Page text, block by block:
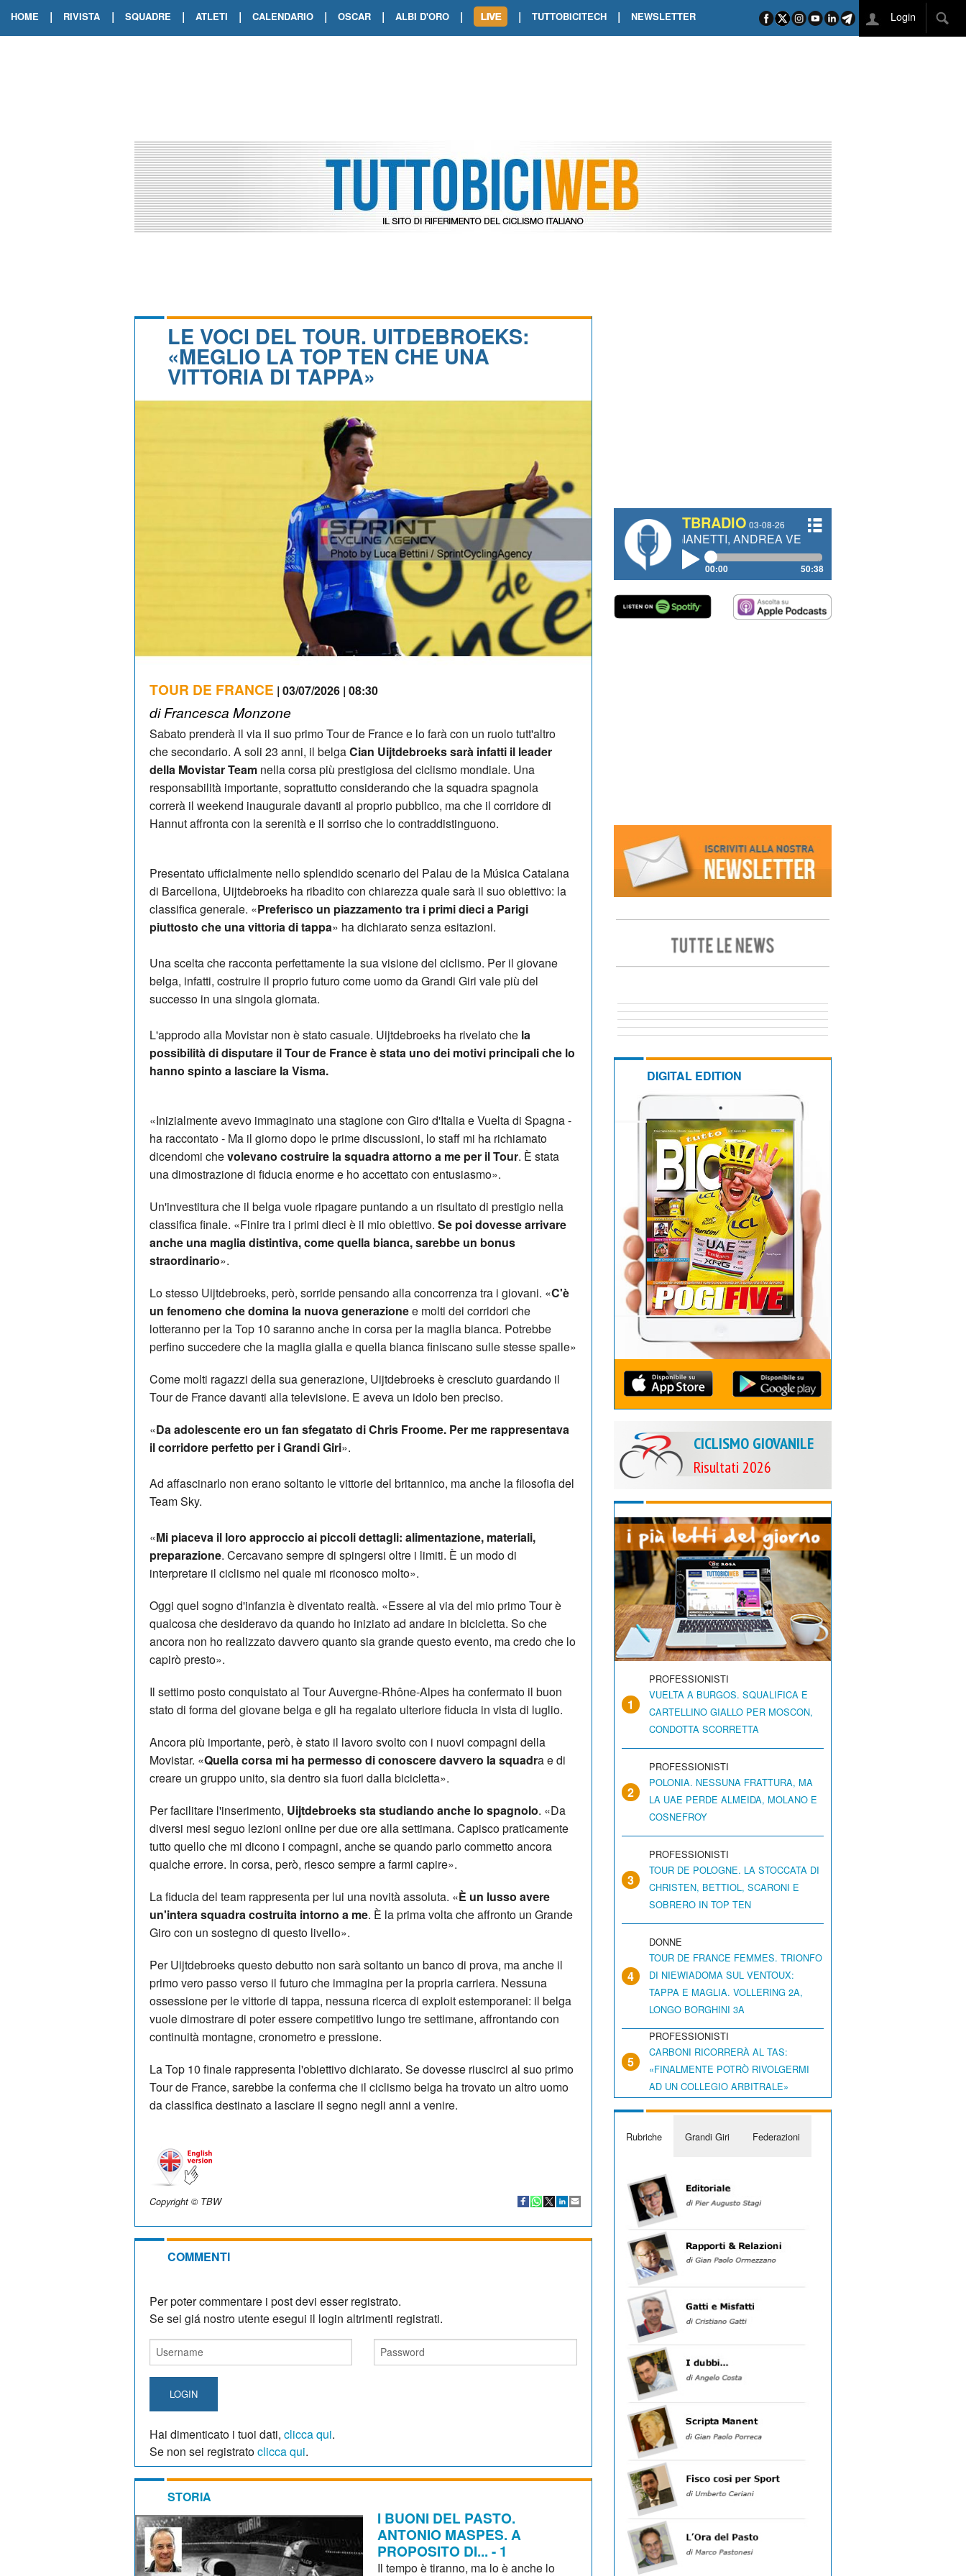
HOME | RIVISTA | SQUADRE | ATLETI | CALENDARIO | OSCAR | ALBI D'ORO |
TOUR DE FRANCE. ORCIERES-MERLETTE INCORONA CARAPAZ
TOUR DE FRANCE. A VOIRON TRIONFO DI PHILIPSEN SU SCHMID E KOOIJ
| TUTTOBICITECH | NEWSLETTER Login
LE VOCI DEL TOUR. UITDEBROEKS:
«MEGLIO LA TOP TEN CHE UNA
VITTORIA DI TAPPA»
TOUR DE FRANCE | 03/07/2026 | 08:30
di Francesca Monzone
Sabato prenderà il via il suo primo Tour de France e lo farà con un ruolo tutt'altro
che secondario. A soli 23 anni, il belgaCian Uijtdebroeks sarà infatti il leader
della Movistar Team nella corsa più prestigiosa del ciclismo mondiale. Una
responsabilità importante, soprattutto considerando che la squadra spagnola
correrà il weekend inaugurale davanti al proprio pubblico, ma che il corridore di
Hannut affronta con la serenità e il sorriso che lo contraddistinguono.
Presentato ufficialmente nello splendido scenario del Palau de la Música Catalana
di Barcellona, Uijtdebroeks ha ribadito con chiarezza quale sarà il suo obiettivo: la
classifica generale. «Preferisco un piazzamento tra i primi dieci a Parigi
piuttosto che una vittoria di tappa» ha dichiarato senza esitazioni.
Una scelta che racconta perfettamente la sua visione del ciclismo. Per il giovane
belga, infatti, costruire il proprio futuro come uomo da Grandi Giri vale più del
successo in una singola giornata.
L'approdo alla Movistar non è stato casuale. Uijtdebroeks ha rivelato che la
possibilità di disputare il Tour de France è stata uno dei motivi principali che lo
hanno spinto a lasciare la Visma.
«Inizialmente avevo immaginato una stagione con Giro d'Italia e Vuelta di Spagna -
ha raccontato - Ma il giorno dopo le prime discussioni, lo staff mi ha richiamato
dicendomi chevolevano costruire la squadra attorno a me per il Tour. È stata
una dimostrazione di fiducia enorme e ho accettato con entusiasmo».
Un'investitura che il belga vuole ripagare puntando a un risultato di prestigio nella
classifica finale. «Finire tra i primi dieci è il mio obiettivo. Se poi dovesse arrivare
anche una maglia distintiva, come quella bianca, sarebbe un bonus
straordinario».
Lo stesso Uijtdebroeks, però, sorride pensando alla concorrenza tra i giovani. «C'è
un fenomeno che domina la nuova generazionee molti dei corridori che
lotteranno per la Top 10 saranno anche in corsa per la maglia bianca. Potrebbe
perfino succedere che la maglia gialla e quella bianca finiscano sulle stesse spalle»
Come molti ragazzi della sua generazione, Uijtdebroeks è cresciuto guardando il
Tour de France davanti alla televisione. E aveva un idolo ben preciso.
«Da adolescente ero un fan sfegatato di Chris Froome. Per me rappresentava
il corridore perfetto per i Grandi Giri».
Ad affascinarlo non erano soltanto le vittorie del britannico, ma anche la filosofia del
Team Sky.
«Mi piaceva il loro approccio ai piccoli dettagli: alimentazione, materiali,
preparazione. Cercavano sempre di spingersi oltre i limiti. È un modo di
interpretare il ciclismo nel quale mi riconosco molto».
Oggi quel sogno d'infanzia è diventato realtà. «Essere al via del mio primo Tour è
qualcosa che desideravo da quando ho iniziato ad andare in bicicletta. So che
ancora non ho realizzato davvero quanto sia grande questo evento, ma credo che lo
capirò presto».
Il settimo posto conquistato al Tour Auvergne-Rhône-Alpes ha confermato il buon
stato di forma del giovane belga e gli ha regalato ulteriore fiducia in vista di luglio.
Ancora più importante, però, è stato il lavoro svolto con i nuovi compagni della
Movistar. «Quella corsa mi ha permesso di conoscere davvero la squadra e di
creare un gruppo unito, sia dentro sia fuori dalla bicicletta».
Per facilitare l'inserimento, Uijtdebroeks sta studiando anche lo spagnolo. «Da
diversi mesi seguo lezioni online per due ore alla settimana. Capisco praticamente
tutto quello che mi dicono i compagni, anche se quando parlo commetto ancora
qualche errore. In corsa, però, riesco sempre a farmi capire».
La fiducia del team rappresenta per lui una novità assoluta. «È un lusso avere
un'intera squadra costruita intorno a me. È la prima volta che affronto un Grande
Giro con un sostegno di questo livello».
Per Uijtdebroeks questo debutto non sarà soltanto un banco di prova, ma anche il
primo vero passo verso il futuro che immagina per la propria carriera. Nessuna
ossessione per le vittorie di tappa, nessuna ricerca di exploit estemporanei: il belga
vuole dimostrare di poter essere competitivo lungo tre settimane, affrontando con
continuità montagne, cronometro e pressione.
La Top 10 finale rappresenta l'obiettivo dichiarato. Se dovesse riuscirci al suo primo
Tour de France, sarebbe la conferma che il ciclismo belga ha trovato un altro uomo
da classifica destinato a lasciare il segno negli anni a venire.
Copyright © TBW
COMMENTI
Per poter commentare i post devi esser registrato.
Se sei giá nostro utente esegui il login altrimenti registrati.
LOGIN
Hai dimenticato i tuoi dati, clicca qui.
Se non sei registratoclicca qui.
STORIA
I BUONI DEL PASTO.
ANTONIO MASPES. A
PROPOSITO DI... - 1
Il tempo è tiranno, ma lo è anche lo
TBRADIO 03-08-26
#334 CHARLY WEGELIUS, MAURO GIANETTI, ANDREA VENDRAME, FILIPPO FIORELLI
00:00 50:38
DIGITAL EDITION
CICLISMO GIOVANILE
Risultati 2026
1
PROFESSIONISTI
VUELTA A BURGOS. SQUALIFICA E
CARTELLINO GIALLO PER MOSCON,
CONDOTTA SCORRETTA
2
PROFESSIONISTI
POLONIA. NESSUNA FRATTURA, MA
LA UAE PERDE ALMEIDA, MOLANO E
COSNEFROY
3
PROFESSIONISTI
TOUR DE POLOGNE. LA STOCCATA DI
CHRISTEN, BETTIOL, SCARONI E
SOBRERO IN TOP TEN
4
DONNE
TOUR DE FRANCE FEMMES. TRIONFO
DI NIEWIADOMA SUL VENTOUX:
TAPPA E MAGLIA. VOLLERING 2A,
LONGO BORGHINI 3A
5
PROFESSIONISTI
CARBONI RICORRERÀ AL TAS:
«FINALMENTE POTRÒ RIVOLGERMI
AD UN COLLEGIO ARBITRALE»
Rubriche Grandi Giri Federazioni